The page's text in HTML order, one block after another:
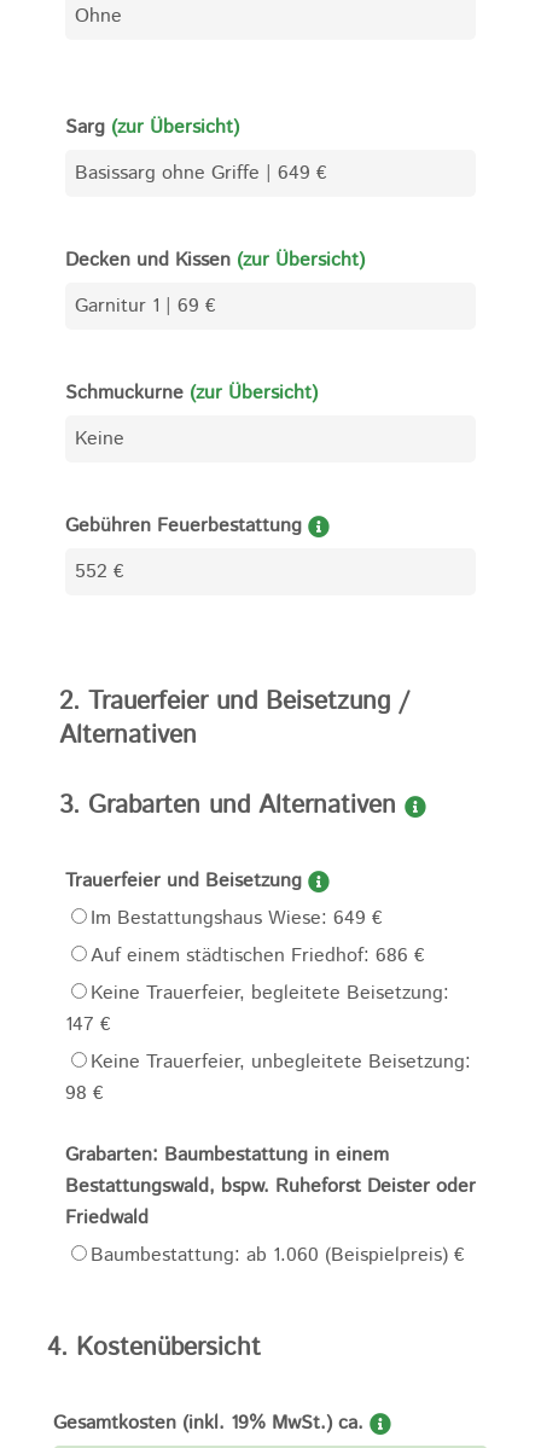
Sarg (zur Übersicht)
Decken und Kissen (zur Übersicht)
Schmuckurne (zur Übersicht)
Gebühren Feuerbestattung
2. Trauerfeier und Beisetzung /
Alternativen
3. Grabarten und Alternativen
Trauerfeier und Beisetzung
Im Bestattungshaus Wiese: 649 €
Auf einem städtischen Friedhof: 686 €
Keine Trauerfeier, begleitete Beisetzung:
147 €
Keine Trauerfeier, unbegleitete Beisetzung:
98 €
Grabarten: Baumbestattung in einem
Bestattungswald, bspw. Ruheforst Deister oder
Friedwald
Baumbestattung: ab 1.060 (Beispielpreis) €
4. Kostenübersicht
Gesamtkosten (inkl. 19% MwSt.) ca.